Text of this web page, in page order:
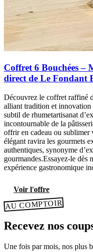
Coffret 6 Bouchées –
direct de Le Fondant
Découvrez le coffret raffiné
alliant tradition et
subtil de rhumetartisanat
incontournable de la
offrir en cadeau ou sublimer
élégant ravira les gourmets
authentiques, synonyme
gourmandes.Essayez-le
expérience gastronomique
Voir l'offre
AU COMPTOIR
Recevez nos
Une fois par mois, nos plus